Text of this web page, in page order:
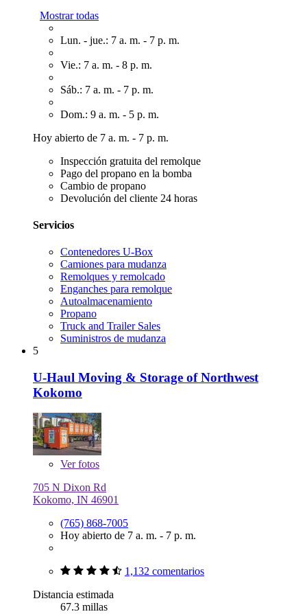
Mostrar todas
Lun. - jue.: 7 a. m. - 7 p. m.
Vie.: 7 a. m. - 8 p. m.
Sáb.: 7 a. m. - 7 p. m.
Dom.: 9 a. m. - 5 p. m.
Hoy abierto de 7 a. m. - 7 p. m.
Inspección gratuita del remolque
Pago del propano en la bomba
Cambio de propano
Devolución del cliente 24 horas
Servicios
Contenedores U-Box
Camiones para mudanza
Remolques y remolcado
Enganches para remolque
Autoalmacenamiento
Propano
Truck and Trailer Sales
Suministros de mudanza
5
U-Haul Moving & Storage of Northwest
Kokomo
Verfotos
705 N Dixon Rd
Kokomo, IN 46901
(765) 868-7005
Hoy abierto de 7 a. m. - 7 p. m.
1,132 comentarios
Distancia estimada
67.3 millas